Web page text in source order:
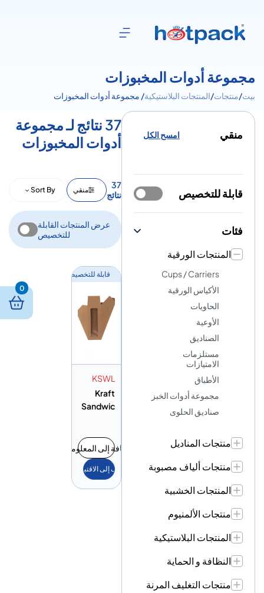
مجموعة أدوات المخبوزات
بيت/منتجات/المنتجات البلاستيكية/ مجموعة أدوات المخبوزات
منقي امسح الكل
قابلة للتخصيص
فئات
المنتجات الورقية
Cups / Carriers
الأكياس الورقية
الحاويات
الأوعية
الصناديق
مستلزمات
الامتيازات
الأطباق
مجموعة أدوات الخبز
صناديق الحلوى
منتجات المناديل
منتجات ألياف مصبوبة
المنتجات الخشبية
منتجات الألمنيوم
المنتجات البلاستيكية
النظافة و الحماية
منتجات التغليف المرنة
37 نتائج لـ مجموعة
أدوات المخبوزات
37
نتائج
منقي Sort By
عرض المنتجات القابلة
للتخصيص
قابلة للتخصيص
KSWL
Kraft
Sandwic
Large
إضافة إلى المعلومات
أضف إلى الاقتباس
0